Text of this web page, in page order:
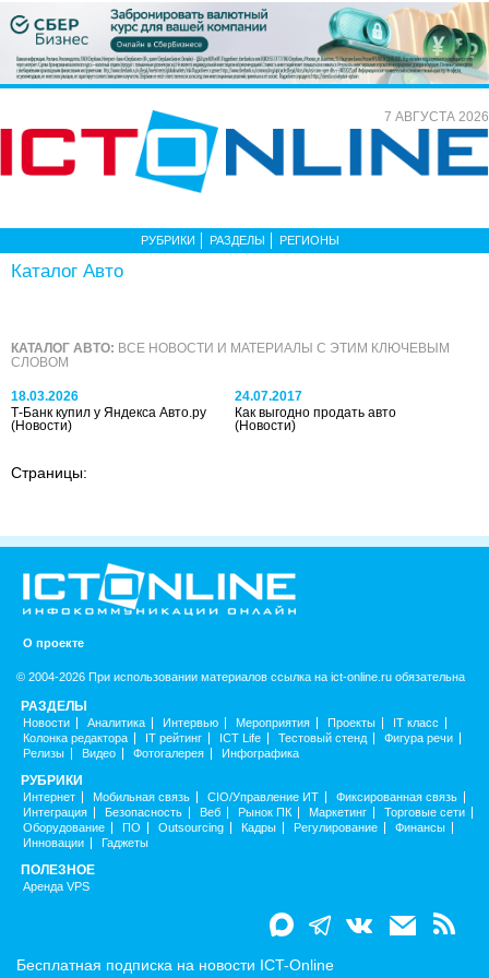
7 АВГУСТА 2026
РУБРИКИ РАЗДЕЛЫ РЕГИОНЫ
Каталог Авто
КАТАЛОГ АВТО: ВСЕ НОВОСТИ И МАТЕРИАЛЫ С ЭТИМ КЛЮЧЕВЫМ
СЛОВОМ
18.03.2026
Т-Банк купил у Яндекса Авто.ру
(Новости)
24.07.2017
Как выгодно продать авто
(Новости)
Страницы:
О проекте
© 2004-2026 При использовании материалов ссылка на ict-online.ru обязательна
РАЗДЕЛЫ
Новости Аналитика Интервью Мероприятия Проекты
IT класс
Колонка редактора
IT рейтинг ICT Life Тестовый стенд
Фигура речи
Релизы
Видео Фотогалерея Инфографика
РУБРИКИ
Интернет Мобильная связь CIO/Управление ИТ
Фиксированная связь
Интеграция
Безопасность Веб Рынок ПК Маркетинг
Торговые сети
Оборудование
ПО Outsourcing Кадры Регулирование
Финансы
Инновации
Гаджеты
ПОЛЕЗНОЕ
Аренда VPS
Бесплатная подписка на новости ICT-Online